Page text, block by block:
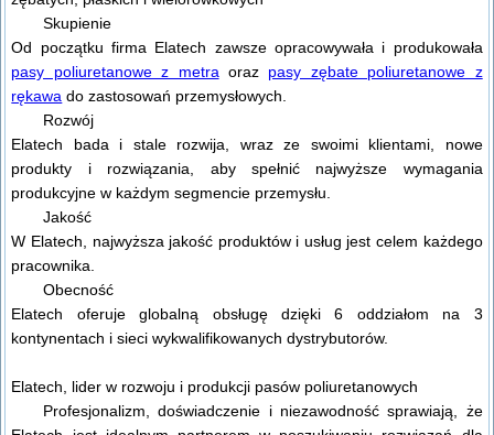
Skupienie
Od początku firma Elatech zawsze opracowywała i produkowała
pasy poliuretanowe z metra oraz pasy zębate poliuretanowe z
rękawa do zastosowań przemysłowych.
Rozwój
Elatech bada i stale rozwija, wraz ze swoimi klientami, nowe
produkty i rozwiązania, aby spełnić najwyższe wymagania
produkcyjne w każdym segmencie przemysłu.
Jakość
W Elatech, najwyższa jakość produktów i usług jest celem każdego
pracownika.
Obecność
Elatech oferuje globalną obsługę dzięki 6 oddziałom na 3
kontynentach i sieci wykwalifikowanych dystrybutorów.
Elatech, lider w rozwoju i produkcji pasów poliuretanowych
Profesjonalizm, doświadczenie i niezawodność sprawiają, że